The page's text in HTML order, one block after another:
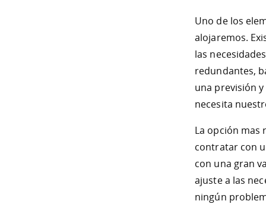
Uno de los
alojaremos.
las
redundantes,
una previsión
necesita
La opción mas
contratar con
con una gran
ajuste a las
ningún